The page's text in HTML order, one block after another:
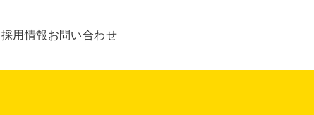
採用情報 お問い合わせ